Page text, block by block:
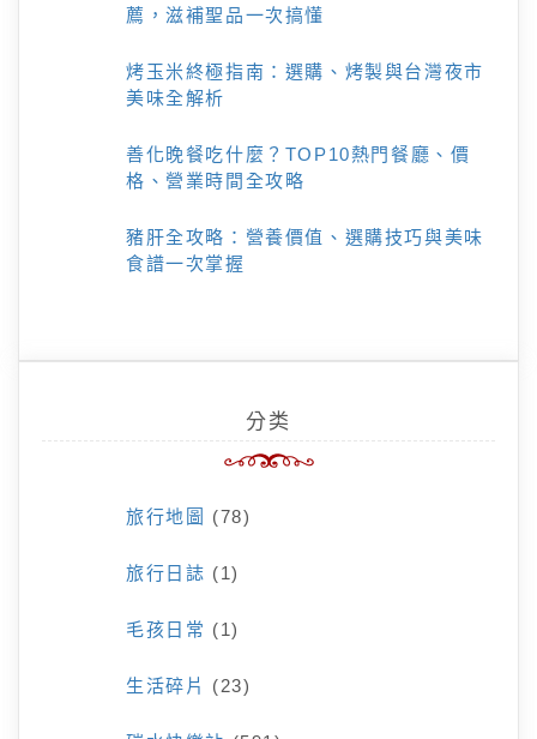
薦，滋補聖品一次搞懂
烤玉米終極指南：選購、烤製與台灣夜市
美味全解析
善化晚餐吃什麼？TOP10熱門餐廳、價
格、營業時間全攻略
豬肝全攻略：營養價值、選購技巧與美味
食譜一次掌握
分类
旅行地圖 (78)
旅行日誌 (1)
毛孩日常 (1)
生活碎片 (23)